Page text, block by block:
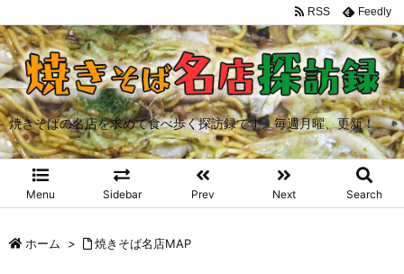
焼きそばの名店を求めて食べ歩く探訪録です。毎週月曜、更新！
Menu Sidebar Prev Next Search
RSS Feedly
ホーム > 焼きそば名店MAP